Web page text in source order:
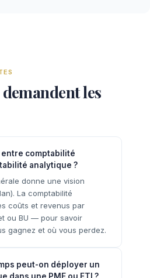
les
comptabilité
analytique ?
donne une vision
La comptabilité
coûts et revenus par
ou BU — pour savoir
gagnez et où vous perdez.
peut-on déployer un